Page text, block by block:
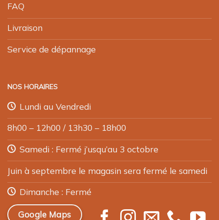
FAQ
Livraison
Service de dépannage
NOS HORAIRES
Lundi au Vendredi
8h00 – 12h00 / 13h30 – 18h00
Samedi : Fermé j’usqu’au 3 octobre
Juin à septembre le magasin sera fermé le samedi
Dimanche : Fermé
Google Maps